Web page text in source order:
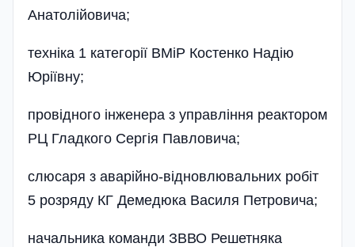
Анатолі­йовича;
техніка 1 категорії ВМіР Костенко Надію
Юрії­вну;
провідного інженера з управління реактором
РЦ Гладкого Сергія Павловича;
слюсаря з аварійно-відновлювальних робіт
5 розряду КГ Демедюка Василя Петровича;
начальника команди ЗВВО Решетняка